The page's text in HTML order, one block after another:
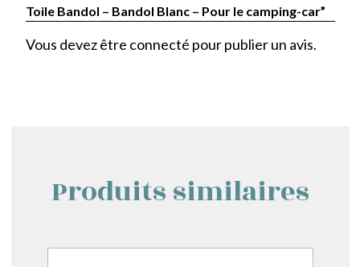
Toile Bandol – Bandol Blanc – Pour le camping-car”
Vous devez être connecté pour publier un avis.
Produits similaires